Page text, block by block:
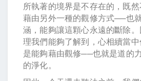
所執著的境界是不存在的，既
藉由另外一種的觀修方式──也
涵，能夠讓這顆心永遠的斷除
理我們能夠了解到，心相續當
是能夠藉由觀修──也就是道的
的淨化。